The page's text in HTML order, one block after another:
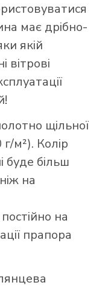
має дрібно-
якій
вітрові
щільної
м²). Колір
буде більш
на
на
прапора